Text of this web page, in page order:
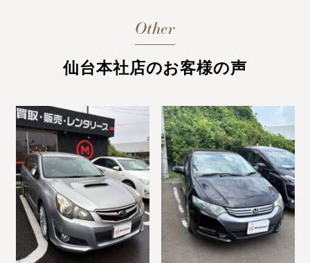
Other
仙台本社店のお客様の声